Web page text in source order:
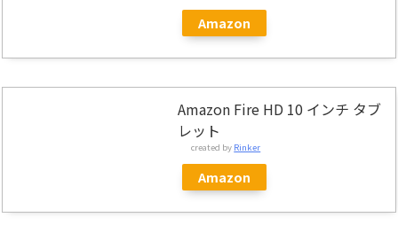
Amazon
Amazon Fire HD 10 インチ タブ
レット
created by Rinker
Amazon